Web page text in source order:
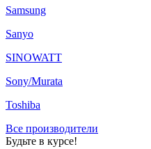
Samsung
Sanyo
SINOWATT
Sony/Murata
Toshiba
Все производители
Будьте в курсе!